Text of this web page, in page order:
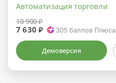
Автоматизация торговли
10 900 ₽
7 630 ₽ 305 баллов Плюса
Демоверсия